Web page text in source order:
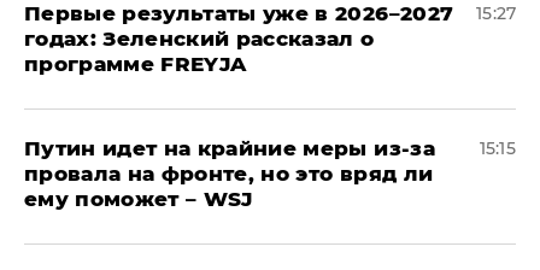
Первые результаты уже в 2026–2027
годах: Зеленский рассказал о
программе FREYJA
15:27
Путин идет на крайние меры из-за
провала на фронте, но это вряд ли
ему поможет – WSJ
15:15